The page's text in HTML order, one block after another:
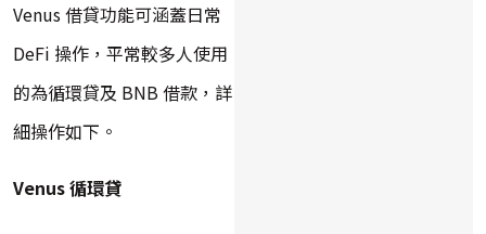
Venus 借貸功能可涵蓋日常
DeFi 操作，平常較多人使用
的為循環貸及 BNB 借款，詳
細操作如下。
Venus 循環貸